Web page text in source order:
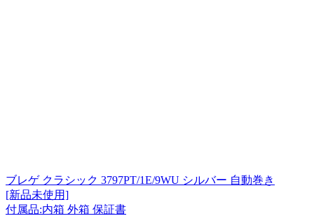
ブレゲ クラシック 3797PT/1E/9WU シルバー 自動巻き
[新品未使用]
付属品:内箱 外箱 保証書